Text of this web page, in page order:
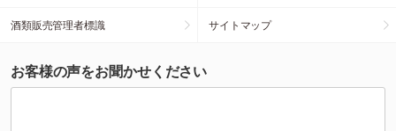
酒類販売管理者標識 サイトマップ
お客様の声をお聞かせください